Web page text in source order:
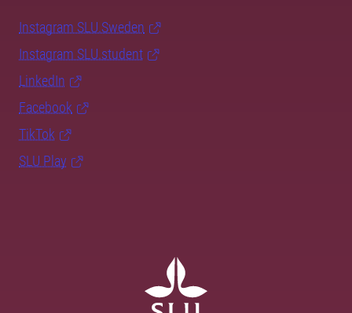
Instagram SLU.Sweden
Instagram SLU.student
LinkedIn
Facebook
TikTok
SLU Play